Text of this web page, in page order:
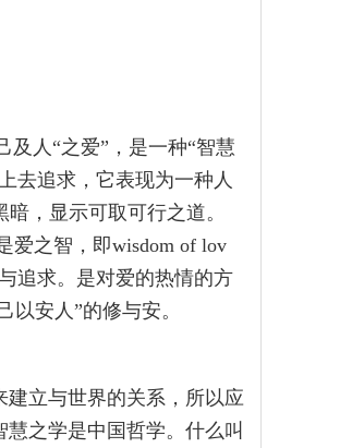
及人“之爱”，是一种“智慧
去追求，它表现为一种人
，显示可取可行之道。
爱之智，即wisdom of lov
追求。是对爱的热情的方
安人”的修与安。
立与世界的关系，所以应
之学是中国哲学。什么叫